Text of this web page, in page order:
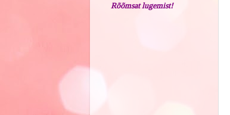
Rõõmsat lugemist!